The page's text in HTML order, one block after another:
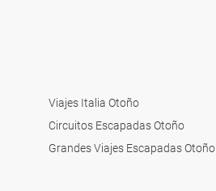
Viajes Italia Otoño
Circuitos Escapadas Otoño
Grandes Viajes Escapadas Otoño